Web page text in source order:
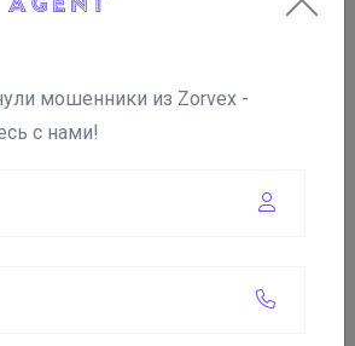
площадки, не опубликовано. Не
и важных юридических
компании занимать
стоит ли начинать работу на
мошенники из Zorvex -
с нами!